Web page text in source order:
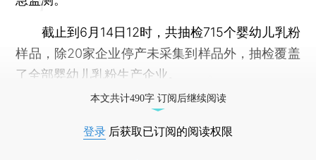
截止到6月14日12时，共抽检715个婴幼儿乳粉
样品，除20家企业停产未采集到样品外，抽检覆盖
了全部婴幼儿乳粉生产企业。
本文共计490字 订阅后继续阅读
登录 后获取已订阅的阅读权限